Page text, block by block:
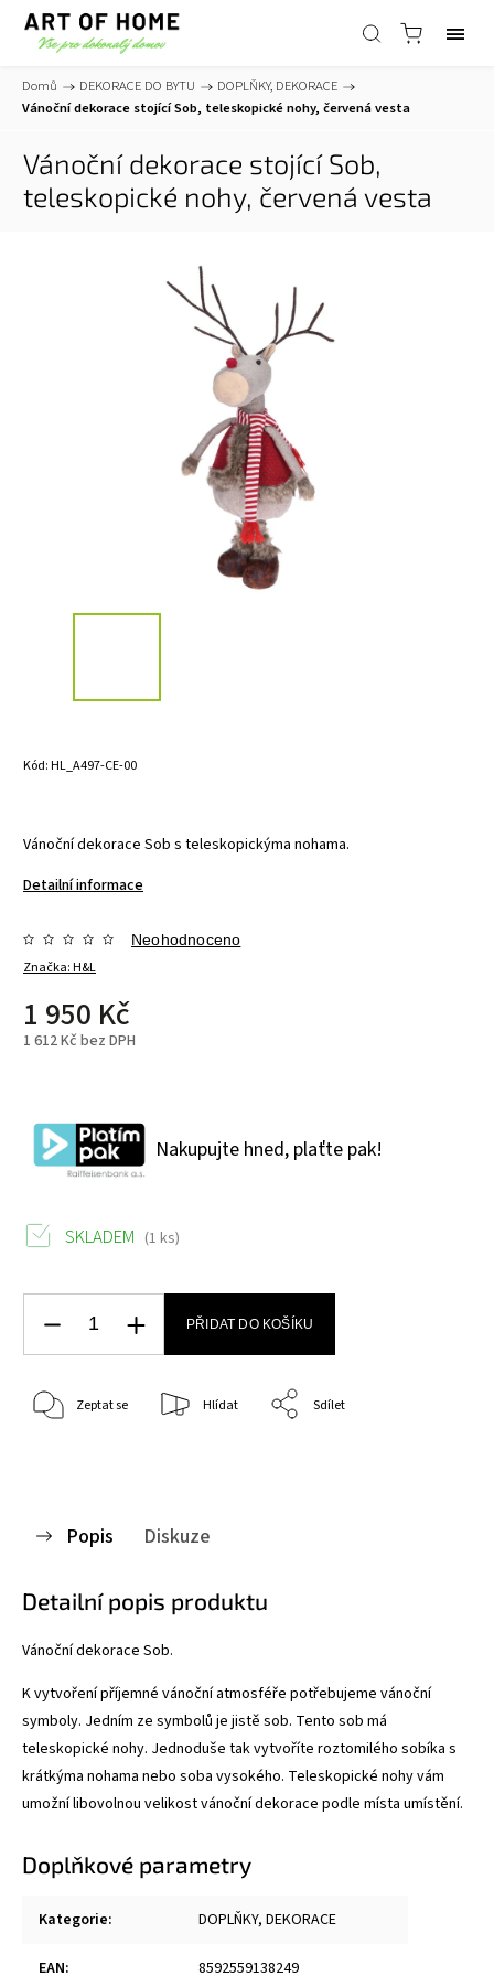
Domů / DEKORACE DO BYTU / DOPLŇKY, DEKORACE /
Vánoční dekorace stojící Sob, teleskopické nohy, červená vesta
Vánoční dekorace stojící Sob,
teleskopické nohy, červená vesta
Kód:HL_A497-CE-00
Vánoční dekorace Sob s teleskopickýma nohama.
Detailní informace
Značka:H&L
Neohodnoceno
1 950 Kč
1 612 Kč bez DPH
Nakupujte hned, plaťte pak!
SKLADEM (1 ks)
PŘIDAT DO KOŠÍKU
Zeptat se Hlídat Sdílet
Popis Diskuze
Detailní popis produktu
Vánoční dekorace Sob.
K vytvoření příjemné vánoční atmosféře potřebujeme vánoční
symboly. Jedním ze symbolů je jistě sob. Tento sob má
teleskopické nohy. Jednoduše tak vytvoříte roztomilého sobíka s
krátkýma nohama nebo soba vysokého. Teleskopické nohy vám
umožní libovolnou velikost vánoční dekorace podle místa umístění.
Doplňkové parametry
Kategorie: DOPLŇKY, DEKORACE
EAN: 8592559138249